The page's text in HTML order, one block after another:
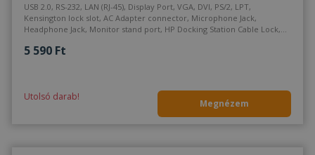
USB 2.0, RS-232, LAN (RJ-45), Display Port, VGA, DVI, PS/2, LPT,
Kensington lock slot, AC Adapter connector, Microphone Jack,
Headphone Jack, Monitor stand port, HP Docking Station Cable Lock,
5 590 Ft
Utolsó darab!
Megnézem